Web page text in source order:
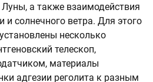
Луны, а также взаимодействия
и солнечного ветра. Для этого
несколько
телескоп,
материалы
адгезии реголита к разным